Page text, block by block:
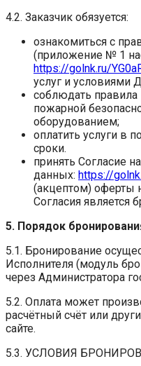
4.2. Заказчик обязуется:
ознакомиться с
(приложение № 1
https://golnk.ru/
услуг и условиями
соблюдать правила
пожарной
оборудованием;
оплатить услуги в
сроки.
принять Согласие
данных: https://
(акцептом) оферты
Согласия является
5. Порядок
5.1. Бронирование
Исполнителя (модуль
через Администратора
5.2. Оплата может
расчётный счёт или
сайте.
5.3. УСЛОВИЯ